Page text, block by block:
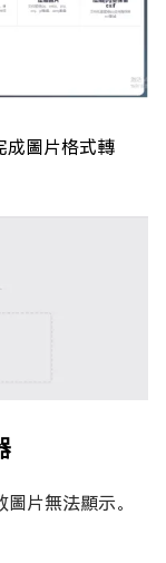
成圖片格式轉
片無法顯示。